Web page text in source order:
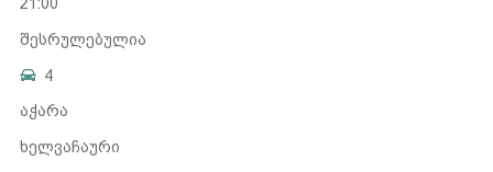
21:00
შესრულებულია
4
აჭარა
ხელვაჩაური